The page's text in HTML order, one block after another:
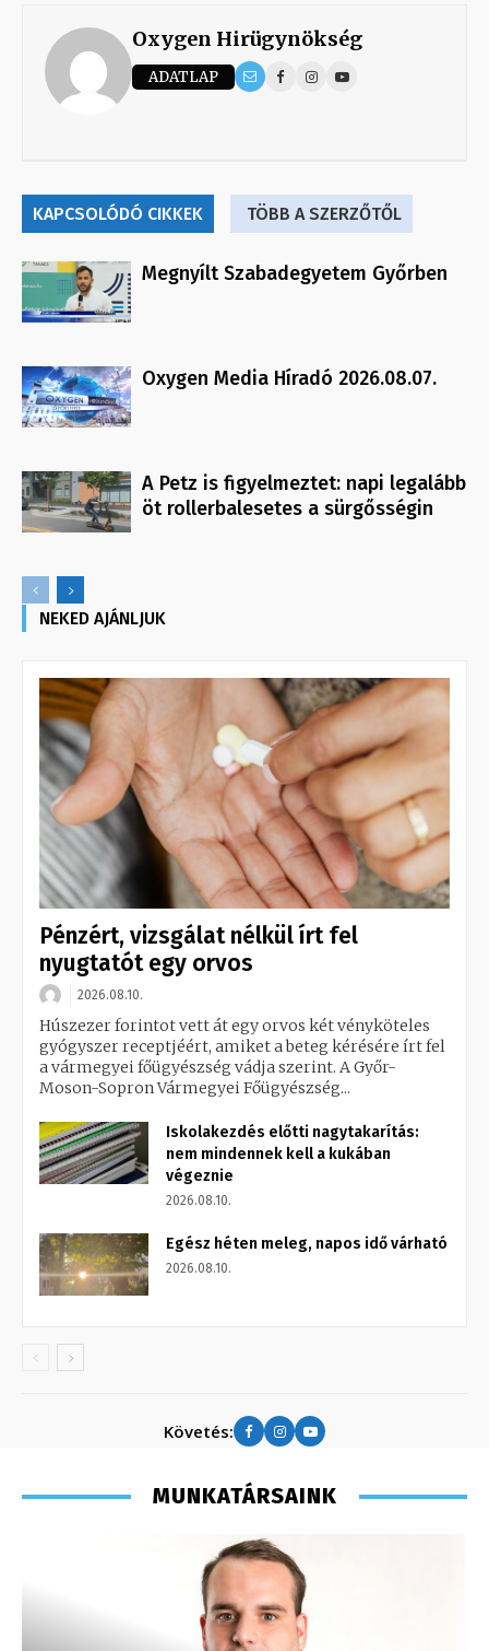
Oxygen Hirügynökség
ADATLAP
KAPCSOLÓDÓ CIKKEK TÖBB A SZERZŐTŐL
Megnyílt Szabadegyetem Győrben
Oxygen Media Híradó 2026.08.07.
A Petz is figyelmeztet: napi legalább
öt rollerbalesetes a sürgősségin
NEKED AJÁNLJUK
Pénzért, vizsgálat nélkül írt fel
nyugtatót egy orvos
2026.08.10.
Húszezer forintot vett át egy orvos két vényköteles
gyógyszer receptjéért, amiket a beteg kérésére írt fel
a vármegyei főügyészség vádja szerint. A Győr-
Moson-Sopron Vármegyei Főügyészség...
Iskolakezdés előtti nagytakarítás:
nem mindennek kell a kukában
végeznie
2026.08.10.
Egész héten meleg, napos idő várható
2026.08.10.
Követés:
MUNKATÁRSAINK